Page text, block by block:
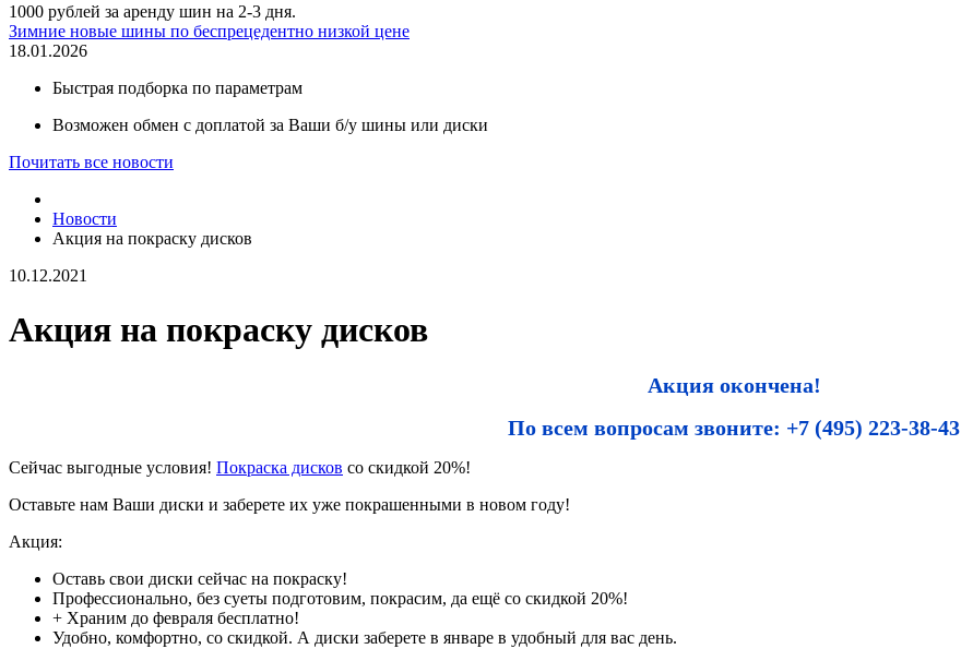
1000 рублей за аренду шин на 2-3 дня.
Зимние новые шины по беспрецедентно низкой цене
18.01.2026
Быстрая подборка по параметрам
Возможен обмен с доплатой за Ваши б/у шины или диски
Почитать все новости
Новости
Акция на покраску дисков
10.12.2021
Акция на покраску дисков
Акция окончена!
По всем вопросам звоните: +7 (495) 223-38-43
Сейчас выгодные условия! Покраска дисков со скидкой 20%!
Оставьте нам Ваши диски и заберете их уже покрашенными в новом году!
Акция:
Оставь свои диски сейчас на покраску!
Профессионально, без суеты подготовим, покрасим, да ещё со скидкой 20%!
+ Храним до февраля бесплатно!
Удобно, комфортно, со скидкой. А диски заберете в январе в удобный для вас день.